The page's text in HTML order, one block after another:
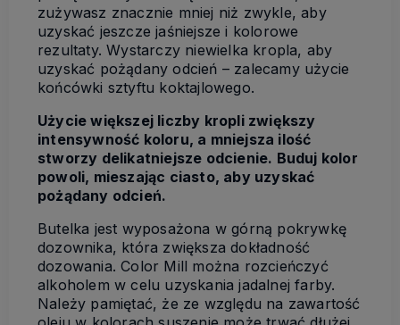
zużywasz znacznie mniej niż zwykle, aby
uzyskać jeszcze jaśniejsze i kolorowe
rezultaty. Wystarczy niewielka kropla, aby
uzyskać pożądany odcień – zalecamy użycie
końcówki sztyftu koktajlowego.
Użycie większej liczby kropli zwiększy
intensywność koloru, a mniejsza ilość
stworzy delikatniejsze odcienie. Buduj kolor
powoli, mieszając ciasto, aby uzyskać
pożądany odcień.
Butelka jest wyposażona w górną pokrywkę
dozownika, która zwiększa dokładność
dozowania. Color Mill można rozcieńczyć
alkoholem w celu uzyskania jadalnej farby.
Należy pamiętać, że ze względu na zawartość